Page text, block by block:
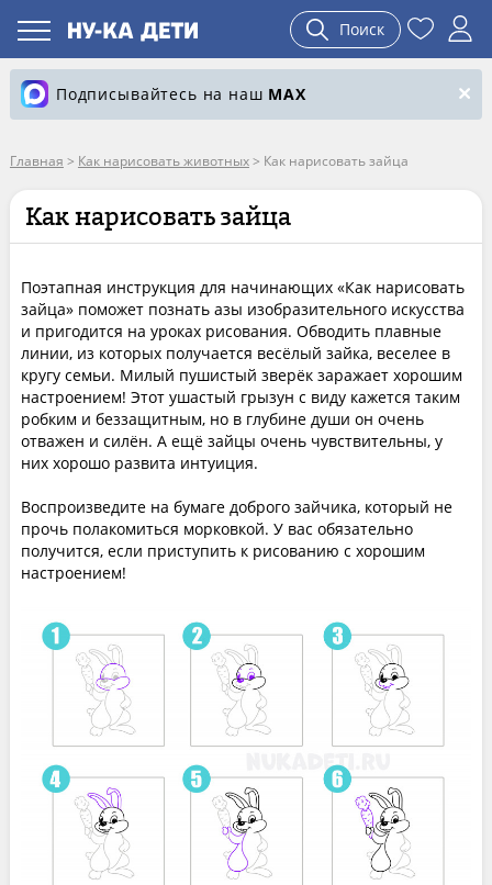
Поиск
Подписывайтесь на наш MAX
Главная > Как нарисовать животных> Как нарисовать зайца
Как нарисовать зайца
Поэтапная инструкция для начинающих «Как нарисовать
зайца» поможет познать азы изобразительного искусства
и пригодится на уроках рисования. Обводить плавные
линии, из которых получается весёлый зайка, веселее в
кругу семьи. Милый пушистый зверёк заражает хорошим
настроением! Этот ушастый грызун с виду кажется таким
робким и беззащитным, но в глубине души он очень
отважен и силён. А ещё зайцы очень чувствительны, у
них хорошо развита интуиция.
Воспроизведите на бумаге доброго зайчика, который не
прочь полакомиться морковкой. У вас обязательно
получится, если приступить к рисованию с хорошим
настроением!